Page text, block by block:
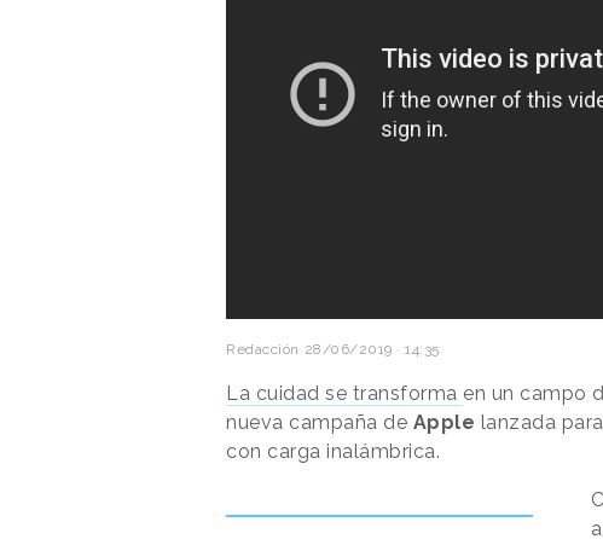
Redacción 28/06/2019 · 14:35
La cuidad se transforma en un campo
nueva campaña de Apple lanzada
con carga inalámbrica.